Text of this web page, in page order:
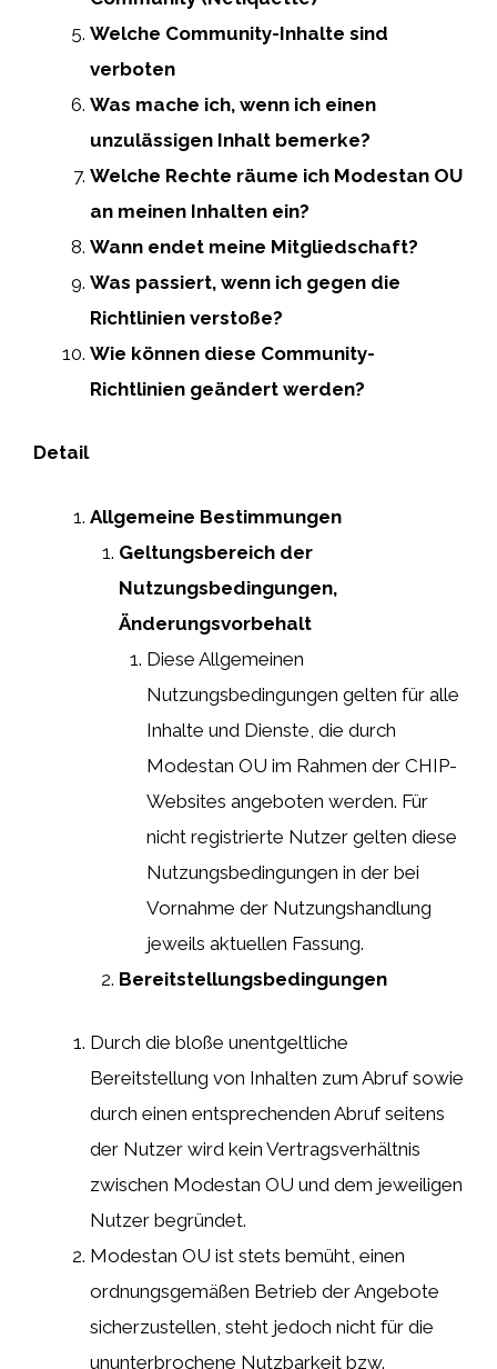
Welche Community-Inhalte sind
verboten
Was mache ich, wenn ich einen
unzulässigen Inhalt bemerke?
Welche Rechte räume ich Modestan OU
an meinen Inhalten ein?
Wann endet meine Mitgliedschaft?
Was passiert, wenn ich gegen die
Richtlinien verstoße?
Wie können diese Community-
Richtlinien geändert werden?
Detail
Allgemeine Bestimmungen
Geltungsbereich der
Nutzungsbedingungen,
Änderungsvorbehalt
Diese Allgemeinen
Nutzungsbedingungen gelten für alle
Inhalte und Dienste, die durch
Modestan OU im Rahmen der CHIP-
Websites angeboten werden. Für
nicht registrierte Nutzer gelten diese
Nutzungsbedingungen in der bei
Vornahme der Nutzungshandlung
jeweils aktuellen Fassung.
Bereitstellungsbedingungen
Durch die bloße unentgeltliche
Bereitstellung von Inhalten zum Abruf sowie
durch einen entsprechenden Abruf seitens
der Nutzer wird kein Vertragsverhältnis
zwischen Modestan OU und dem jeweiligen
Nutzer begründet.
Modestan OU ist stets bemüht, einen
ordnungsgemäßen Betrieb der Angebote
sicherzustellen, steht jedoch nicht für die
ununterbrochene Nutzbarkeit bzw.